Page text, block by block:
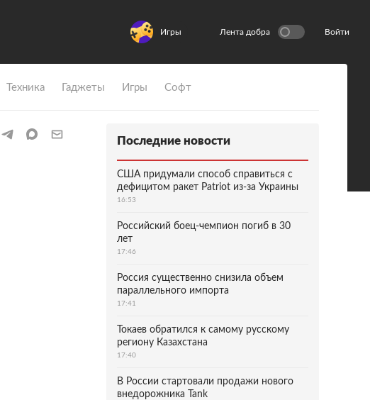
Игры Лента добра Войти
Техника Гаджеты Игры Софт
Последние новости
США придумали способ справиться с
дефицитом ракет Patriot из-за Украины
16:53
Российский боец-чемпион погиб в 30
лет
17:46
Россия существенно снизила объем
параллельного импорта
17:41
Токаев обратился к самому русскому
региону Казахстана
17:40
В России стартовали продажи нового
внедорожника Tank